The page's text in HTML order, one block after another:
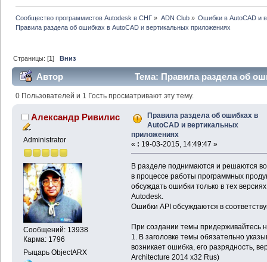
Сообщество программистов Autodesk в СНГ » ADN Club» Ошибки в AutoCAD и
Правила раздела об ошибках в AutoCAD и вертикальных приложениях
Страницы: [1]Вниз
Автор
Тема: Правила раздела об
приложениях (Прочитано 44517 раз)
0 Пользователей и 1 Гость просматривают эту тему.
Александр Ривилис
Administrator
Сообщений: 13938
Карма: 1796
Рыцарь ObjectARX
Правила раздела об ошибках в
AutoCAD и вертикальных
приложениях
« : 19-03-2015, 14:49:47 »
В разделе поднимаются и решаются
в процессе работы программных
обсуждать ошибки только в тех
Autodesk.
Ошибки API обсуждаются в
При создании темы придерживайтесь
1. В заголовке темы обязательно
возникает ошибка, его разрядность,
Architecture 2014 x32 Rus)